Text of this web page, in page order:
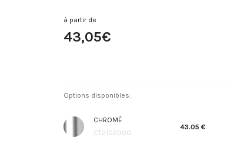
à partir de
43,05€
Options disponibles:
CHROMÉ
CT2102000
43.05 €